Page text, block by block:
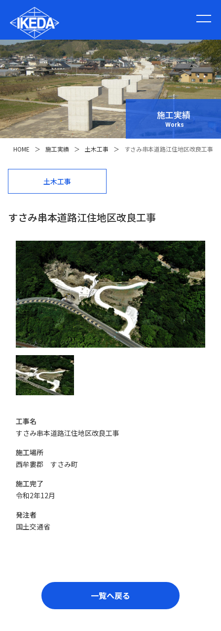
施工実績
Works
HOME ＞ 施工実績 ＞ 土木工事 ＞ すさみ串本道路江住地区改良工事
土木工事
すさみ串本道路江住地区改良工事
工事名
すさみ串本道路江住地区改良工事
施工場所
西牟婁郡 すさみ町
施工完了
令和2年12月
発注者
国土交通省
一覧へ戻る